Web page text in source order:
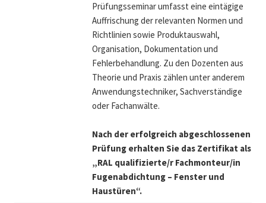
Prüfungsseminar umfasst eine eintägige
Auffrischung der relevanten Normen und
Richtlinien sowie Produktauswahl,
Organisation, Dokumentation und
Fehlerbehandlung. Zu den Dozenten aus
Theorie und Praxis zählen unter anderem
Anwendungstechniker, Sachverständige
oder Fachanwälte.
Nach der erfolgreich abgeschlossenen
Prüfung erhalten Sie das Zertifikat als
„RAL qualifizierte/r Fachmonteur/in
Fugenabdichtung – Fenster und
Haustüren“.